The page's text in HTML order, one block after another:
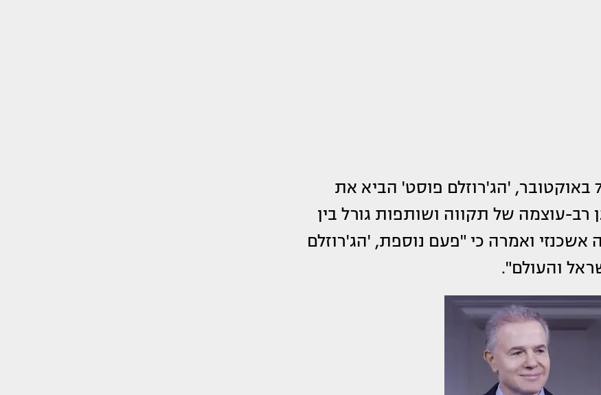
"בעת הזו", אמרה אשכנזי, "לאחר אירועי ה-7 באוקטובר, 'הג'רוזלם פוסט' הביא את
רב-עוצמה של תקווה ושותפות גורל בין
אשכנזי ואמרה כי "פעם נוספת, 'הג'רוזלם
והעולם".